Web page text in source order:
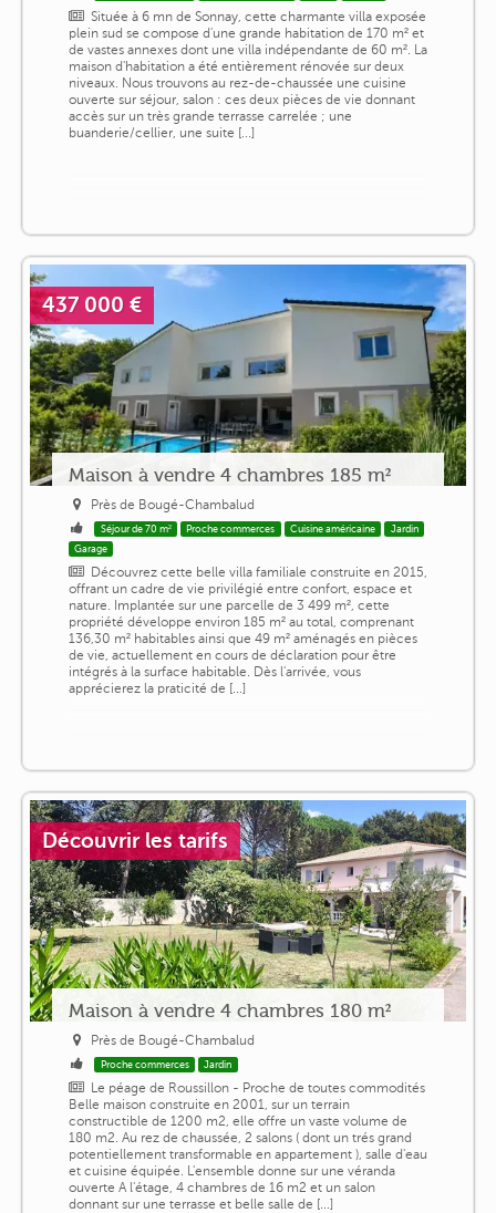
Située à 6 mn de Sonnay, cette charmante villa exposée
plein sud se compose d'une grande habitation de 170 m² et
de vastes annexes dont une villa indépendante de 60 m². La
maison d'habitation a été entièrement rénovée sur deux
niveaux. Nous trouvons au rez-de-chaussée une cuisine
ouverte sur séjour, salon : ces deux pièces de vie donnant
accès sur un très grande terrasse carrelée ; une
buanderie/cellier, une suite [...]
437 000 €
Maison à vendre 4 chambres 185 m²
Près de Bougé-Chambalud
Séjour de 70 m² Proche commerces Cuisine américaine
Jardin
Garage
Découvrez cette belle villa familiale construite en 2015,
offrant un cadre de vie privilégié entre confort, espace et
nature. Implantée sur une parcelle de 3 499 m², cette
propriété développe environ 185 m² au total, comprenant
136,30 m² habitables ainsi que 49 m² aménagés en pièces
de vie, actuellement en cours de déclaration pour être
intégrés à la surface habitable. Dès l'arrivée, vous
apprécierez la praticité de [...]
Découvrir les tarifs
Maison à vendre 4 chambres 180 m²
Près de Bougé-Chambalud
Proche commerces Jardin
Le péage de Roussillon - Proche de toutes commodités
Belle maison construite en 2001, sur un terrain
constructible de 1200 m2, elle offre un vaste volume de
180 m2. Au rez de chaussée, 2 salons ( dont un trés grand
potentiellement transformable en appartement ), salle d'eau
et cuisine équipée. L'ensemble donne sur une véranda
ouverte A l'étage, 4 chambres de 16 m2 et un salon
donnant sur une terrasse et belle salle de [...]